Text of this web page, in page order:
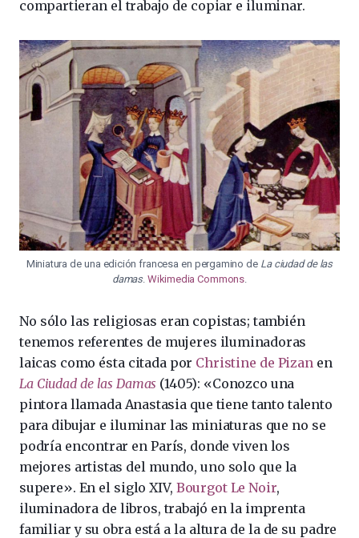
compartieran el trabajo de copiar e iluminar.
Miniatura de una edición francesa en pergamino de La ciudad de las
damas.Wikimedia Commons
No sólo las religiosas eran copistas; también
tenemos referentes de mujeres iluminadoras
laicas como ésta citada por Christine de Pizan en
La Ciudad de las Damas (1405): «Conozco una
pintora llamada Anastasia que tiene tanto talento
para dibujar e iluminar las miniaturas que no se
podría encontrar en París, donde viven los
mejores artistas del mundo, uno solo que la
supere». En el siglo XIV, Bourgot Le Noir,
iluminadora de libros, trabajó en la imprenta
familiar y su obra está a la altura de la de su padre